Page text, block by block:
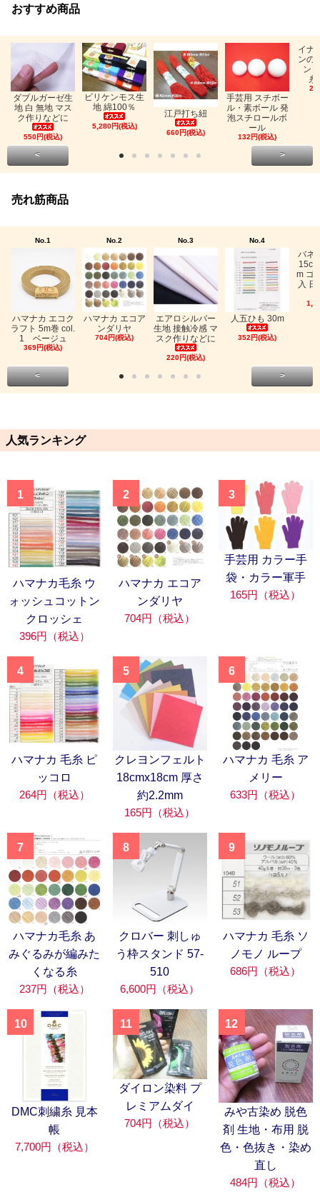
おすすめ商品
ダブルガーゼ生
地 白 無地 マス
ク作りなどに
550円(税込)
ビリケンモス生
地 綿100％
5,280円(税込)
江戸打ち紐
660円(税込)
手芸用 スチボー
ル・素ボール 発
泡スチロールボ
ール
132円(税込)
イナ
ンの
ン
糸
< >
売れ筋商品
No.1
ハマナカ エコク
ラフト 5m巻 col.
1 ベージュ
369円(税込)
No.2
ハマナカ エコア
ンダリヤ
704円(税込)
No.3
エアロシルバー
生地 接触冷感 マ
スク作りなどに
220円(税込)
No.4
人五ひも 30m
352円(税込)
バネ
m ゴ
入
< >
人気ランキング
1
ハマナカ毛糸 ウ
ォッシュコットン
クロッシェ
396円（税込）
2
ハマナカ エコア
ンダリヤ
704円（税込）
3
手芸用 カラー手
袋・カラー軍手
165円（税込）
4
ハマナカ 毛糸 ピ
ッコロ
264円（税込）
5
クレヨンフェルト
18cmx18cm 厚さ
約2.2mm
165円（税込）
6
ハマナカ 毛糸 ア
メリー
633円（税込）
7
ハマナカ毛糸 あ
みぐるみが編みた
くなる糸
237円（税込）
8
クロバー 刺しゅ
う枠スタンド 57-
510
6,600円（税込）
9
ハマナカ 毛糸 ソ
ノモノ ループ
686円（税込）
10
DMC刺繍糸 見本
帳
7,700円（税込）
11
ダイロン染料 プ
レミアムダイ
704円（税込）
12
みや古染め 脱色
剤 生地・布用 脱
色・色抜き・染め
直し
484円（税込）